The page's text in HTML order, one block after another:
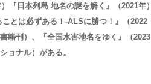
『日本列島 地名の謎を解く』（2021年）
ことは必ずある！-ALSに勝つ！』（2022
籍刊）、『全国水害地名をゆく』（2023
ョナル）がある。